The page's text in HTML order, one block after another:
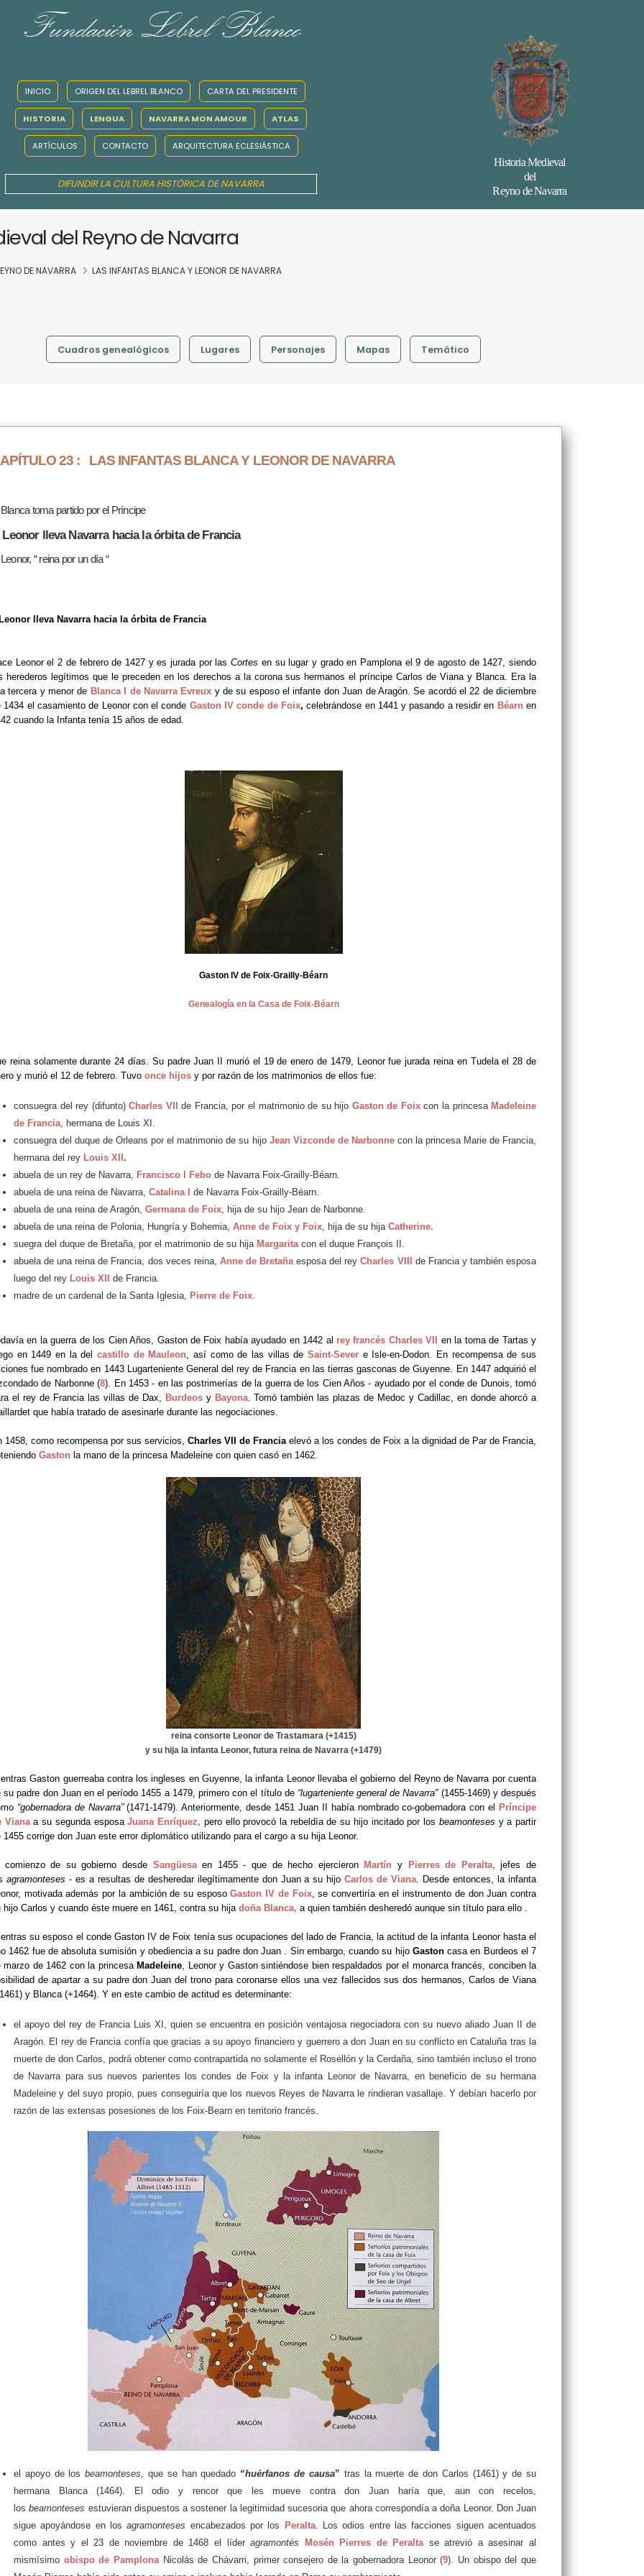
Fundación Lebrel Blanco
INICIO ORIGEN DEL LEBREL BLANCO CARTA DEL PRESIDENTE
HISTORIA LENGUA NAVARRA MON AMOUR ATLAS
ARTÍCULOS CONTACTO ARQUITECTURA ECLESIÁSTICA
DIFUNDIR LA CULTURA HISTÓRICA DE NAVARRA
Historia Medieval
del
Reyno de Navarra
del Reyno de Navarra
DE NAVARRA LAS INFANTAS BLANCA Y LEONOR DE NAVARRA
Cuadros genealógicos Lugares Personajes Mapas Temático
23 : LAS INFANTAS BLANCA Y LEONOR DE NAVARRA
toma partido por el Príncipe
Leonor lleva Navarra hacia la órbita de Francia
“ reina por un día “
Leonor lleva Navarra hacia la órbita de Francia
Leonor el 2 de febrero de 1427 y es jurada por lasCortes en su lugar y grado en Pamplona el 9 de agosto de 1427, siendo
herederos legítimos que le preceden en los derechos a la corona sus hermanos el príncipe Carlos de Viana y Blanca. Era la
tercera y menor de Blanca I de Navarra Evreux y de su esposo el infante don Juan de Aragón. Se acordó el 22 de diciembre
1434 el casamiento de Leonor con el conde Gaston IV conde de Foix,celebrándose en 1441 y pasando a residir en Béarn en
cuando la Infanta tenía 15 años de edad.
Gaston IV de Foix-Grailly-Béarn
Genealogía en la Casa de Foix-Béarn
reina solamente durante 24 días. Su padre Juan II murió el 19 de enero de 1479, Leonor fue jurada reina en Tudela el 28 de
y murió el 12 de febrero. Tuvo once hijos y por razón de los matrimonios de ellos fue:
consuegra del rey (difunto)Charles VII de Francia, por el matrimonio de su hijo Gaston de Foix con la princesa Madeleine
de Francia, hermana de Louis XI.
consuegra del duque de Orleans por el matrimonio de su hijo Jean Vizconde de Narbonne con la princesa Marie de Francia,
hermana del rey Louis XII .
abuela de un rey de Navarra, Francisco I Febo de Navarra Foix-Grailly-Béarn.
abuela de una reina de Navarra, Catalina I
de Navarra Foix-Grailly-Béarn.
abuela de una reina de Aragón, Germana de Foix, hija de su hijo Jean de Narbonne.
abuela de una reina de Polonia, Hungría y Bohemia, Anne de Foix y Foix, hija de su hija Catherine.
suegra del duque de Bretaña, por el matrimonio de su hija Margarita con el duque François II.
abuela de una reina de Francia, dos veces reina, Anne de Bretaña esposa del reyCharles VIII
de Francia y también esposa
luego del rey Louis XII
de Francia.
madre de un cardenal de la Santa Iglesia, Pierre de Foix.
en la guerra de los Cien Años, Gaston de Foix había ayudado en 1442 al rey francés Charles VII en la toma de Tartas y
en 1449 en la del castillo de Mauleon, así como de las villas deSaint-Sever e Isle-en-Dodon. En recompensa de sus
fue nombrado en 1443 Lugarteniente General del rey de Francia en las tierras gasconas de Guyenne. En 1447 adquirió el
de Narbonne (8). En 1453 - en las postrimerías de la guerra de los Cien Años - ayudado por el conde de Dunois, tomó
el rey de Francia las villas de Dax, Burdeosy Bayona. Tomó también las plazas de Medoc y Cadillac, en donde ahorcó a
que había tratado de asesinarle durante las negociaciones.
1458, como recompensa por sus servicios, Charles VII de Francia elevó a los condes de Foix a la dignidad de Par de Francia,
Gaston la mano de la princesa Madeleine con quien casó en 1462.
reina consorte Leonor de Trastamara (+1415)
y su hija la infanta Leonor, futura reina de Navarra (+1479)
Gaston guerreaba contra los ingleses en Guyenne, la infanta Leonor llevaba el gobierno del Reyno de Navarra por cuenta
su padre don Juan en el período 1455 a 1479, primero con el título de “lugarteniente general de Navarra”(1455-1469) y después
“gobernadora de Navarra”(1471-1479). Anteriormente, desde 1451 Juan II había nombrado co-gobernadora con el
Príncipe
Viana a su segunda esposaJuana Enríquez, pero ello provocó la rebeldía de su hijo incitado por los beamonteses y a partir
1455 corrige don Juan este error diplomático utilizando para el cargo a su hija Leonor.
comienzo de su gobierno desde Sangüesaen 1455 - que de hecho ejercieron Martín y Pierres de Peralta, jefes de
agramonteses - es a resultas de desheredar ilegítimamente don Juan a su hijoCarlos de Viana. Desde entonces, la infanta
motivada además por la ambición de su esposoGaston IV de Foix, se convertiría en el instrumento de don Juan contra
hijo Carlos y cuando éste muere en 1461, contra su hija doña Blanca, a quien también desheredó aunque sin título para ello .
su esposo el conde Gaston IV de Foix tenía sus ocupaciones del lado de Francia, la actitud de la infanta Leonor hasta el
1462 fue de absoluta sumisión y obediencia a su padre don Juan . Sin embargo, cuando su hijo Gaston casa en Burdeos el 7
marzo de 1462 con la princesa Madeleine, Leonor y Gaston sintiéndose bien respaldados por el monarca francés, conciben la
de apartar a su padre don Juan del trono para coronarse ellos una vez fallecidos sus dos hermanos, Carlos de Viana
y Blanca (+1464). Y en este cambio de actitud es determinante:
el apoyo del rey de Francia Luis XI, quien se encuentra en posición ventajosa negociadora con su nuevo aliado Juan II de
Aragón. El rey de Francia confía que gracias a su apoyo financiero y guerrero a don Juan en su conflicto en Cataluña tras la
muerte de don Carlos, podrá obtener como contrapartida no solamente el Rosellón y la Cerdaña, sino también incluso el trono
de Navarra para sus nuevos parientes los condes de Foix y la infanta Leonor de Navarra, en beneficio de su hermana
Madeleine y del suyo propio, pues conseguiría que los nuevos Reyes de Navarra le rindieran vasallaje. Y debían hacerlo por
razón de las extensas posesiones de los Foix-Bearn en territorio francés.
el apoyo de losbeamonteses,que se han quedado “huérfanos de causa” tras la muerte de don Carlos (1461) y de su
hermana Blanca (1464). El odio y rencor que les mueve contra don Juan haría que, aun con recelos,
losbeamonteses estuvieran dispuestos a sostener la legitimidad sucesoria que ahora correspondía a doña Leonor. Don Juan
sigue apoyándose en losagramonteses encabezados por los Peralta. Los odios entre las facciones siguen acentuados
como antes y el 23 de noviembre de 1468 el líderagramontés Mosén Pierres de Peralta se atrevió a asesinar al
mismísimo obispo de Pamplona Nicolás de Chávarri, primer consejero de la gobernadora Leonor (9). Un obispo del que